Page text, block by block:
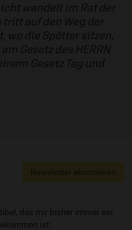
wandelt im Rat der
auf den Weg der
wo die Spötter sitzen,
Gesetz des HERRN
Gesetz Tag und
Newsletter abonnieren
das mir bisher immer ein
ist: